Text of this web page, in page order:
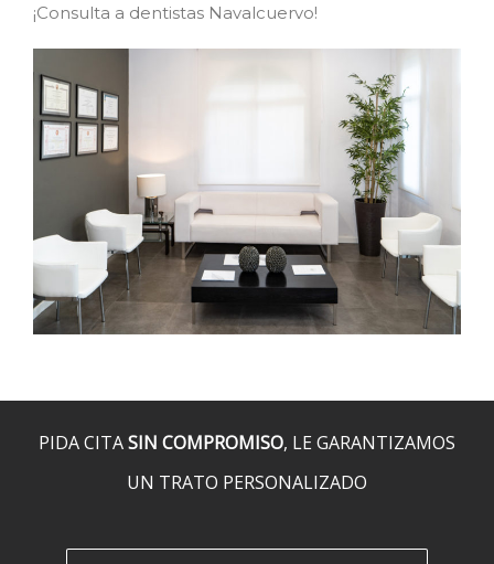
¡Consulta a dentistas Navalcuervo!
PIDA CITASIN COMPROMISO, LE GARANTIZAMOS
UN TRATO PERSONALIZADO